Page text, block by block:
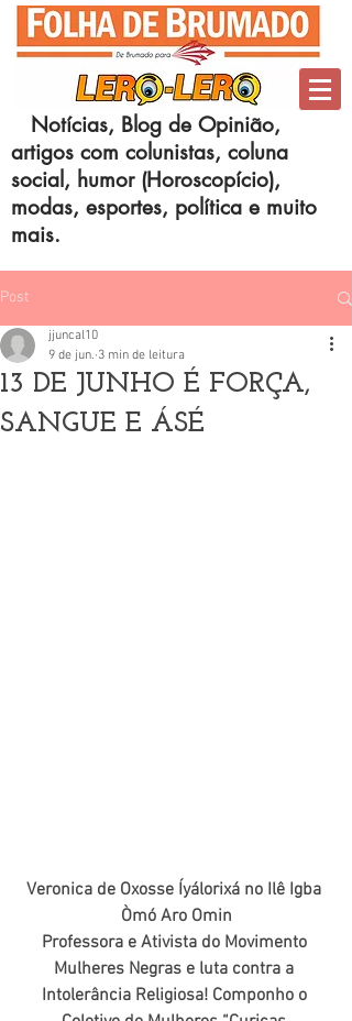
Notícias, Blog de Opinião,
artigos com colunistas, coluna
social, humor (Horoscopício),
modas, esportes, política e muito
mais.
Post
13 DE JUNHO É FORÇA,
SANGUE E ÁSÉ
jjuncal10
9 de jun. 3 min de leitura
Veronica de Oxosse Íyálorixá no Ilê Igba
Òmó Aro Omin
Professora e Ativista do Movimento
Mulheres Negras e luta contra a
Intolerância Religiosa! Componho o